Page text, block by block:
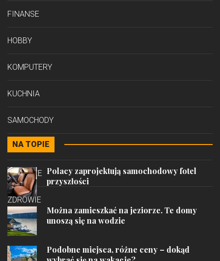
FINANSE
HOBBY
KOMPUTERY
KUCHNIA
SAMOCHODY
STYL
PODRÓŻE
ZDROWIE
NA TOPIE
Polacy zaprojektują samochodowy fotel
przyszłości
Można zamieszkać na jeziorze. Te domy
unoszą się na wodzie
Podobne miejsca, różne ceny – dokąd